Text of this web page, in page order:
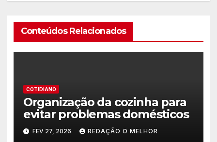
Conteúdos Relacionados
COTIDIANO
Organização da cozinha para
evitar problemas domésticos
FEV 27, 2026 REDAÇÃO O MELHOR